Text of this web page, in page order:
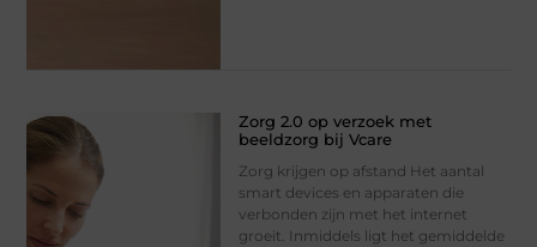
Zorg 2.0 op verzoek met
beeldzorg bij Vcare
Zorg krijgen op afstand Het aantal
smart devices en apparaten die
verbonden zijn met het internet
groeit. Inmiddels ligt het gemiddelde